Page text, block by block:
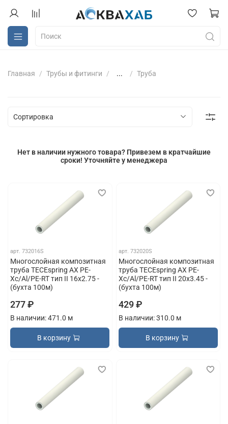
Главная Трубы и фитинги ... Труба
Нет в наличии нужного товара? Привезем в кратчайшие
сроки! Уточняйте у менеджера
арт.732016S
Многослойная композитная
труба TECEspring AX PE-
Xc/Al/PE-RT тип II 16x2.75 -
(бухта 100м)
277 ₽
В наличии: 471.0 м
В корзину
арт. 732020S
Многослойная композитная
труба TECEspring AX PE-
Xc/Al/PE-RT тип II 20x3.45 -
(бухта 100м)
429 ₽
В наличии: 310.0 м
В корзину